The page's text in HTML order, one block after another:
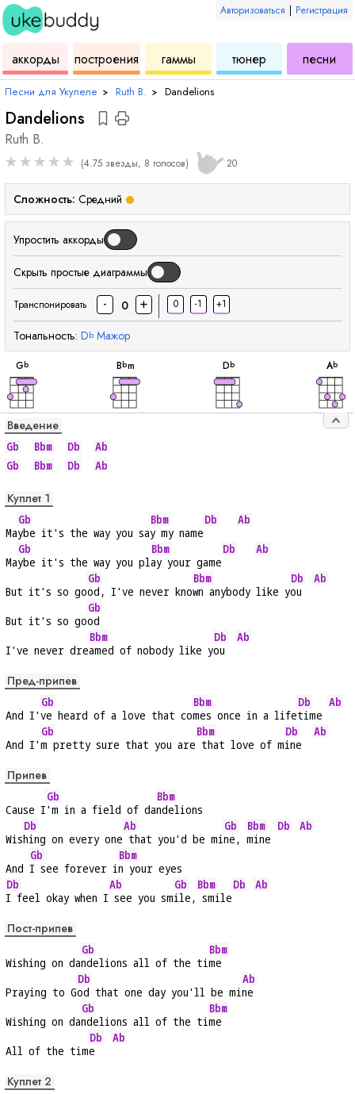
Авторизоваться | Регистрация
аккорды
для
укулеле
инструмент
для
построения
аккордов
гаммы
для
укулелетюнер
для
укулелепесни
Песни для Укулеле › Ruth B. › Dandelions
Dandelions
Ruth B.
★★★★★ (4.75 звезды, 8 голосов) 20
Сложность: Средний
Упростить аккорды
Скрыть простые диаграммы
Транспонировать - 0 + 0 -1 +1
Тональность: Db Мажор
Gb
аккорд
Bbm
аккорд
Db
аккорд
Ab
Введение
Gb Bbm Db
Ab
Gb
Bbm Db Ab
Куплет 1
Ma
Gb
ybe it's the way you sa
Bbm
y my name
Db Ab
Ma
Gb
ybe it's the way you pl
Bbm
ay your game
Db Ab
But it's so go
Gb
od, I've never kno
Bbm
wn anybody like y
Db
ou
Ab
But it's so go
Gb
od
I've never dre
Bbm
amed of nobody like y
Db
ou
Ab
Пред-припев
And I'
Gb
ve heard of a love that co
Bbm
mes once in a life
Db
time
Ab
And I'
Gb
m pretty sure that you are
Bbm
that love of m
Db
ine
Ab
Припев
Cause I
Gb
'm in a field of da
Bbm
ndelions
Wis
Db
hing on every one
Ab
that you'd be mi
Gb
ne,
Bbm
mine
Db Ab
And
Gb
I see forever i
Bbm
n your eyes
Db
I feel okay when I
Ab
see you sm
Gb
ile,
Bbm
smile
Db Ab
Пост-припев
Wishing on da
Gb
ndelions all of the ti
Bbm
me
Praying to G
Db
od that one day you'll be mi
Ab
ne
Wishing on da
Gb
ndelions all of the ti
Bbm
me
All of the tim
Db
e
Ab
Куплет 2